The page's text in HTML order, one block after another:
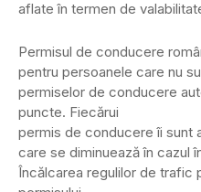
aflate în termen de
Permisul de conducere
pentru persoanele care nu
permiselor de conducere
puncte. Fiecărui
permis de conducere îi sunt
care se diminuează în cazul
Încălcarea regulilor de trafic